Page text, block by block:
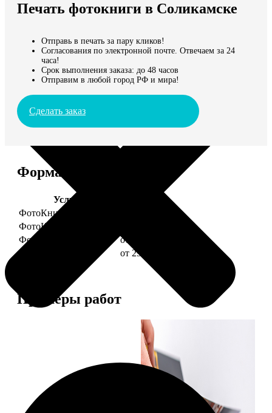
Мы доставляем по всему миру
Продолжить без города
Печать фотокниги в Соликамске
Отправь в печать за пару кликов!
Согласования по электронной почте. Отвечаем за 24
часа!
Срок выполнения заказа: до 48 часов
Отправим в любой город РФ и мира!
Сделать заказ
Форматы и цены
Услуга
ФотоКниги "Премиум"
ФотоКниги "Слим"
ФотоКниги "Лайт"
от 2990
ФотоКниги "Софт"
от 2990
Примеры работ